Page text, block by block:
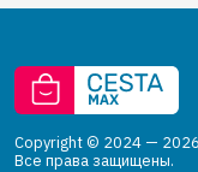
Copyright © 2024 — 2026
Все права защищены.